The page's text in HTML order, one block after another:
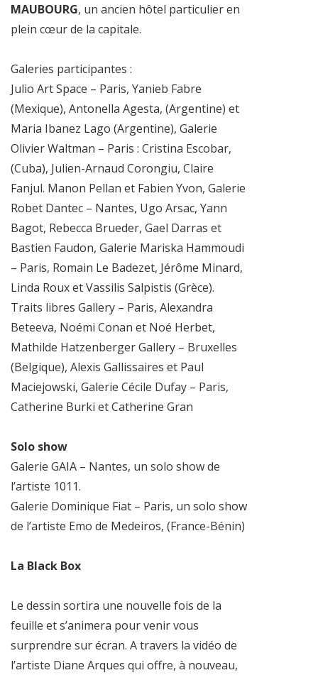
MAUBOURG, un ancien hôtel particulier en
plein cœur de la capitale.
Galeries participantes :
Julio Art Space – Paris, Yanieb Fabre
(Mexique), Antonella Agesta, (Argentine) et
Maria Ibanez Lago (Argentine), Galerie
Olivier Waltman – Paris : Cristina Escobar,
(Cuba), Julien-Arnaud Corongiu, Claire
Fanjul. Manon Pellan et Fabien Yvon, Galerie
Robet Dantec – Nantes, Ugo Arsac, Yann
Bagot, Rebecca Brueder, Gael Darras et
Bastien Faudon, Galerie Mariska Hammoudi
– Paris, Romain Le Badezet, Jérôme Minard,
Linda Roux et Vassilis Salpistis (Grèce).
Traits libres Gallery – Paris, Alexandra
Beteeva, Noémi Conan et Noé Herbet,
Mathilde Hatzenberger Gallery – Bruxelles
(Belgique), Alexis Gallissaires et Paul
Maciejowski, Galerie Cécile Dufay – Paris,
Catherine Burki et Catherine Gran
Solo show
Galerie GAIA – Nantes, un solo show de
l’artiste 1011.
Galerie Dominique Fiat – Paris, un solo show
de l’artiste Emo de Medeiros, (France-Bénin)
La Black Box
Le dessin sortira une nouvelle fois de la
feuille et s’animera pour venir vous
surprendre sur écran. A travers la vidéo de
l’artiste Diane Arques qui offre, à nouveau,